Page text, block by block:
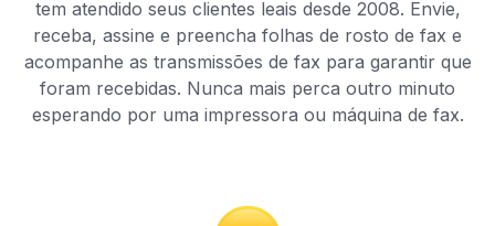
tem atendido seus clientes leais desde 2008. Envie,
receba, assine e preencha folhas de rosto de fax e
acompanhe as transmissões de fax para garantir que
foram recebidas. Nunca mais perca outro minuto
esperando por uma impressora ou máquina de fax.